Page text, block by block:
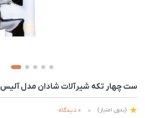
ست چهار تکه شیرآلات شادان مدل آلیس
(بدون امتیاز) 0 دیدگاه